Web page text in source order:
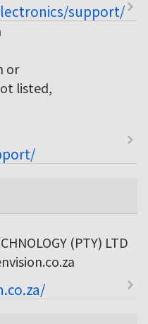
support/
or
listed,
(PTY) LTD